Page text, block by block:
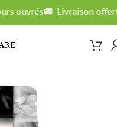
ouvrés🚚 Livraison